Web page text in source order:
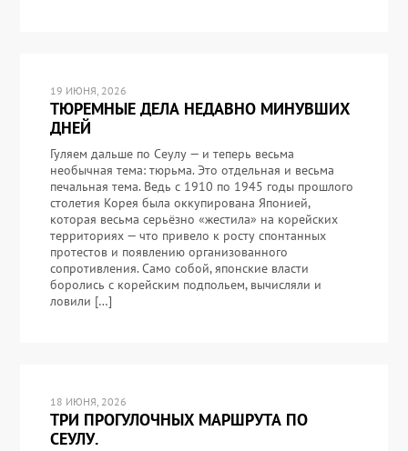
19 ИЮНЯ, 2026
ТЮРЕМНЫЕ ДЕЛА НЕДАВНО МИНУВШИХ
ДНЕЙ
Гуляем дальше по Сеулу — и теперь весьма
необычная тема: тюрьма. Это отдельная и весьма
печальная тема. Ведь с 1910 по 1945 годы прошлого
столетия Корея была оккупирована Японией,
которая весьма серьёзно «жестила» на корейских
территориях — что привело к росту спонтанных
протестов и появлению организованного
сопротивления. Само собой, японские власти
боролись с корейским подпольем, вычисляли и
ловили […]
18 ИЮНЯ, 2026
ТРИ ПРОГУЛОЧНЫХ МАРШРУТА ПО
СЕУЛУ.